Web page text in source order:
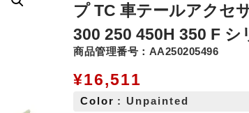
プ TC 車テールアクセ
300 250 450H 350 F シ
商品管理番号：AA250205496
¥16,511
Color : Unpainted